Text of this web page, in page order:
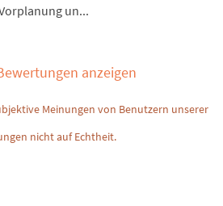
un...
anzeigen
Meinungen von Benutzern unserer
nicht auf Echtheit.